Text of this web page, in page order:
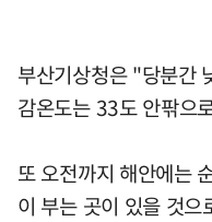
부산기상청은 "당분간
감온도는 33도 안팎으
또 오전까지 해안에는
이 부는 곳이 있을 것으